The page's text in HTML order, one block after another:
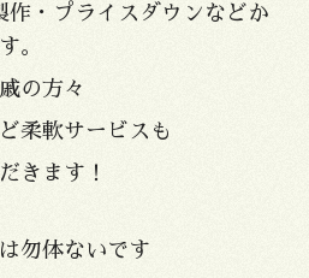
・プライスダウンなどか
。
の方々
柔軟サービスも
きます！
勿体ないです